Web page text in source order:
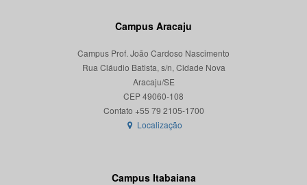
Campus Aracaju
Campus Prof. João Cardoso Nascimento
Rua Cláudio Batista, s/n, Cidade Nova
Aracaju/SE
CEP 49060-108
Localização
Campus Itabaiana